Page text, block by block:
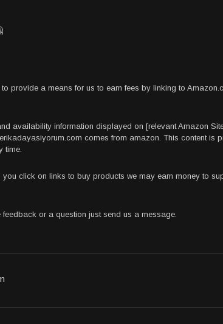
provide a means for us to earn fees by linking to
availability information displayed on [relevant Amazon
comes from amazon. This content is
time.
click on links to buy products we may earn money to
or a question just send us a message.